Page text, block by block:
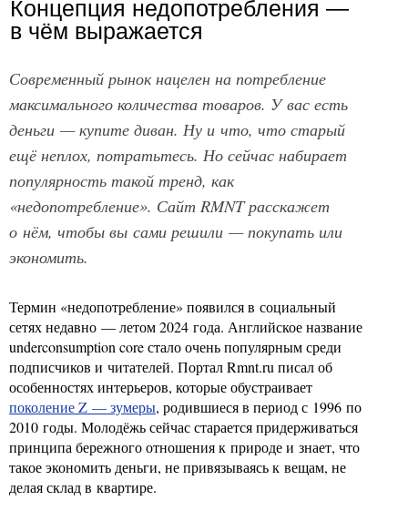
Концепция недопотребления —
в чём выражается
Современный рынок нацелен на потребление
максимального количества товаров. У вас есть
деньги — купите диван. Ну и что, что старый
ещё неплох, потратьтесь. Но сейчас набирает
популярность такой тренд, как
«недопотребление». Сайт RMNT расскажет
о нём, чтобы вы сами решили — покупать или
экономить.
Термин «недопотребление» появился в социальный
сетях недавно — летом 2024 года. Английское название
underconsumption core стало очень популярным среди
подписчиков и читателей. Портал Rmnt.ru писал об
особенностях интерьеров, которые обустраивает
поколение Z — зумеры, родившиеся в период с 1996 по
2010 годы. Молодёжь сейчас старается придерживаться
принципа бережного отношения к природе и знает, что
такое экономить деньги, не привязываясь к вещам, не
делая склад в квартире.